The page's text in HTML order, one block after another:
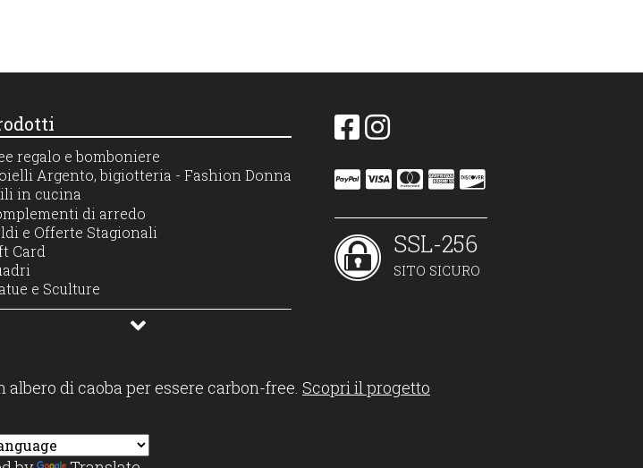
regalo e bomboniere
Argento, bigiotteria - Fashion Donna
in cucina
e presentare
cucina
e colazione
bar e vino
e preparazione
e tovagliato
e dispensa
di arredo
e Offerte Stagionali
Card
e Sculture
diffusori e candele
SSL-256
SITO SICURO
di caoba per essere carbon-free. Scopri il progetto